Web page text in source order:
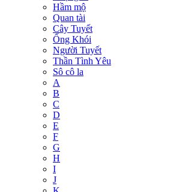
Hầm mộ
Quan tài
Cây Tuyết
Ống Khói
Người Tuyết
Thần Tình Yêu
Sô cô la
A
B
C
D
E
F
G
H
I
J